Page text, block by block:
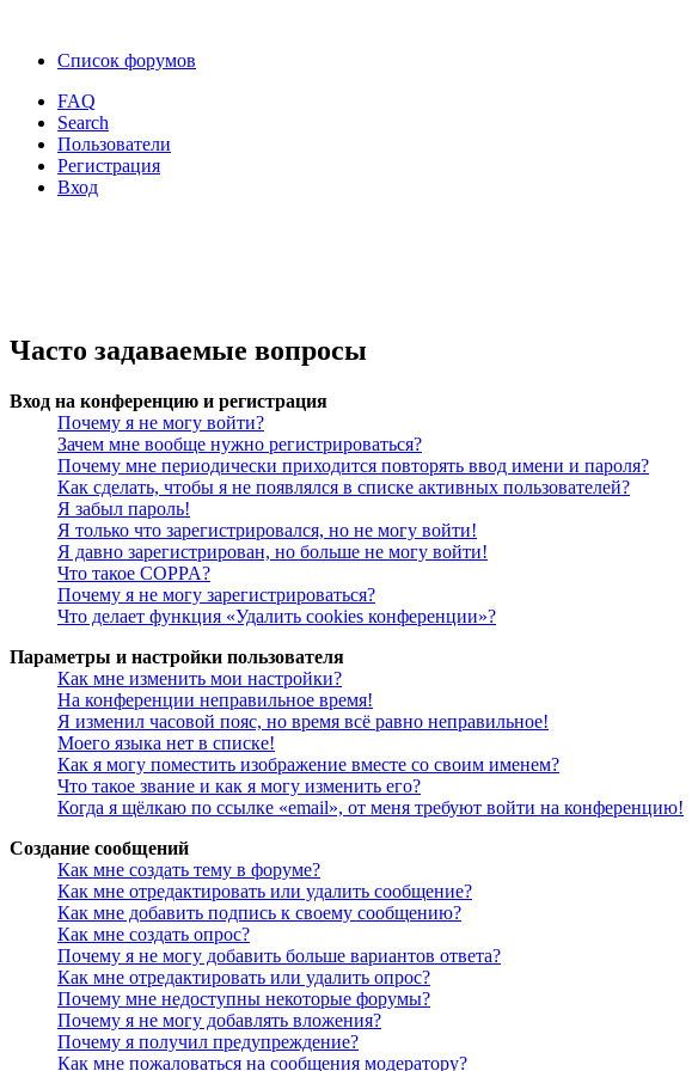
Список форумов
FAQ
Search
Пользователи
Регистрация
Вход
Часто задаваемые вопросы
Вход на конференцию и регистрация
Почему я не могу войти?
Зачем мне вообще нужно регистрироваться?
Почему мне периодически приходится повторять ввод имени и пароля?
Как сделать, чтобы я не появлялся в списке активных пользователей?
Я забыл пароль!
Я только что зарегистрировался, но не могу войти!
Я давно зарегистрирован, но больше не могу войти!
Что такое COPPA?
Почему я не могу зарегистрироваться?
Что делает функция «Удалить cookies конференции»?
Параметры и настройки пользователя
Как мне изменить мои настройки?
На конференции неправильное время!
Я изменил часовой пояс, но время всё равно неправильное!
Моего языка нет в списке!
Как я могу поместить изображение вместе со своим именем?
Что такое звание и как я могу изменить его?
Когда я щёлкаю по ссылке «email», от меня требуют войти на конференцию!
Создание сообщений
Как мне создать тему в форуме?
Как мне отредактировать или удалить сообщение?
Как мне добавить подпись к своему сообщению?
Как мне создать опрос?
Почему я не могу добавить больше вариантов ответа?
Как мне отредактировать или удалить опрос?
Почему мне недоступны некоторые форумы?
Почему я не могу добавлять вложения?
Почему я получил предупреждение?
Как мне пожаловаться на сообщения модератору?